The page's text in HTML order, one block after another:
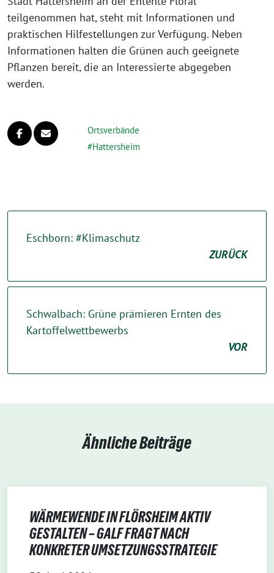
teilgenommen hat, steht mit Informationen und
praktischen Hilfestellungen zur Verfügung. Neben
Informationen halten die Grünen auch geeignete
Pflanzen bereit, die an Interessierte abgegeben
werden.
Ortsverbände
Hattersheim
Eschborn: #Klimaschutz
ZURÜCK
Schwalbach: Grüne prämieren Ernten des
Kartoffelwettbewerbs
VOR
Ähnliche Beiträge
WÄRMEWENDE IN FLÖRSHEIM AKTIV
GESTALTEN – GALF FRAGT NACH
KONKRETER UMSETZUNGSSTRATEGIE